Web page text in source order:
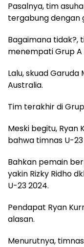
Pasalnya, tim
tergabung dengan
Bagaimana tidak?,
menempati Grup
Lalu, skuad
Australia.
Tim terakhir di
Meski begitu,
bahwa timnas U-
Bahkan pemain
yakin Rizky Ridho
U-23 2024.
Pendapat Ryan
alasan.
Menurutnya,